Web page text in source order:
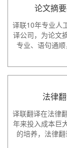
论文摘
译联10年专业人
译公司，为论文
专业、语句通
法律
译联翻译在法律
年来投入成本巨
的培养，法律